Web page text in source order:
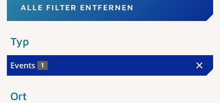
ALLE FILTER ENTFERNEN
Typ
Events 1
Ort